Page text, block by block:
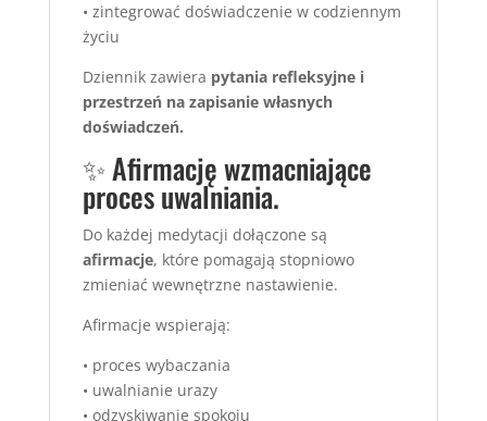
• zintegrować doświadczenie w codziennym
życiu
Dziennik zawiera pytania refleksyjne i
przestrzeń na zapisanie własnych
doświadczeń.
✨ Afirmację wzmacniające
proces uwalniania.
Do każdej medytacji dołączone są
afirmacje, które pomagają stopniowo
zmieniać wewnętrzne nastawienie.
Afirmacje wspierają:
• proces wybaczania
• uwalnianie urazy
• odzyskiwanie spokoju